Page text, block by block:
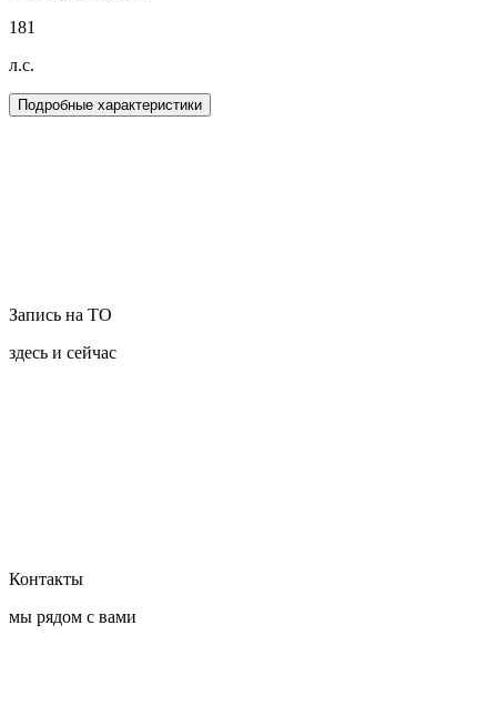
181
л.с.
Подробные характеристики
Запись на ТО
здесь и сейчас
Контакты
мы рядом с вами